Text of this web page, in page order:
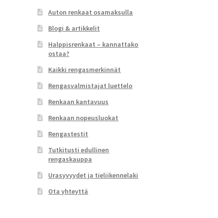
Auton renkaat osamaksulla
Blogi & artikkelit
Halppisrenkaat – kannattako
ostaa?
Kaikki rengasmerkinnät
Rengasvalmistajat luettelo
Renkaan kantavuus
Renkaan nopeusluokat
Rengastestit
Tutkitusti edullinen
rengaskauppa
Urasyvyydet ja tieliikennelaki
Ota yhteyttä